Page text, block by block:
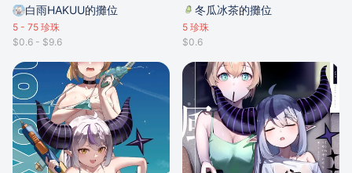
白雨HAKUU的攤位
5 - 75 珍珠
$0.6 - $9.6
冬瓜冰茶的攤位
5 珍珠
$0.6